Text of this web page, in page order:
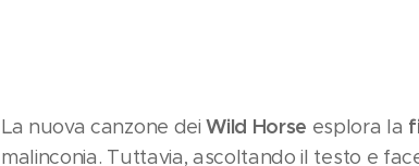
La nuova canzone deiWild Horse esplora la
malinconia. Tuttavia, ascoltando il testo e